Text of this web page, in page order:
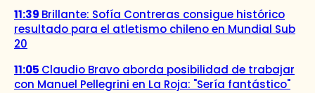
11:39 Brillante: Sofía Contreras consigue histórico
resultado para el atletismo chileno en Mundial Sub
20
11:05 Claudio Bravo aborda posibilidad de trabajar
con Manuel Pellegrini en La Roja: "Sería fantástico"